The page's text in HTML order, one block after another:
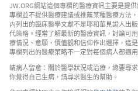
JW.ORG網站這個專欄的醫療資訊主要是提
專欄並不提供醫療建議或推薦某種醫療方法
内列出的臨床醫學文獻不是耶和華見證人出
代策略。經常了解最新的醫療資訊，討論可
療情況、意願、價值觀和信仰作出選擇，這
專欄列出的醫療策略不一定對每個病人都適
請病人留意：關於醫學狀況或治療，總要尋
你覺得自己生病，請尋求醫生的幫助。